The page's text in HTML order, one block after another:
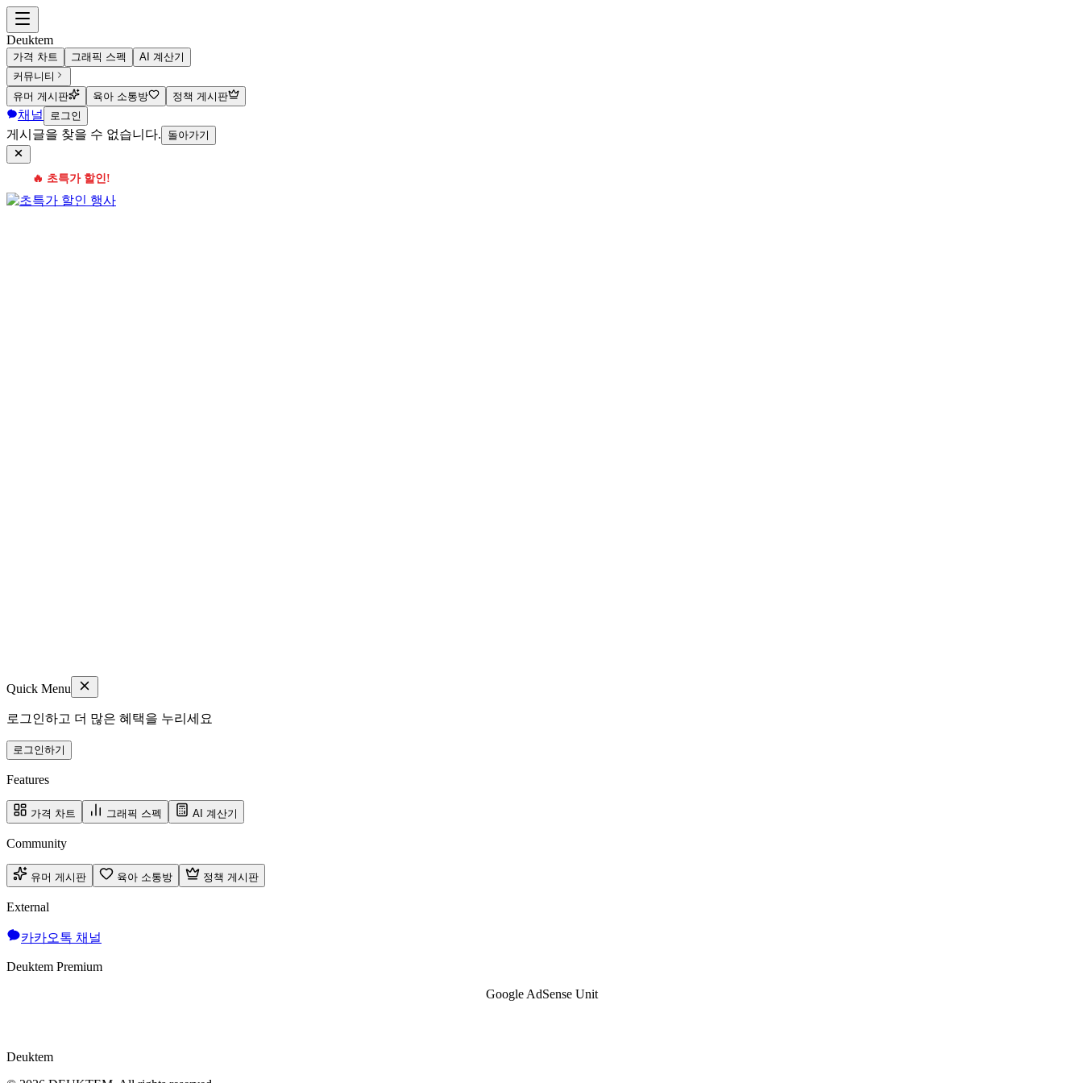
Deuktem
가격 차트 그래픽 스펙
AI 계산기
커뮤니티
유머 게시판
육아 소통방 정책 게시판
채널 로그인
게시글을 찾을 수 없습니다. 돌아가기
🔥 초특가 할인!
Quick Menu
로그인하고 더 많은 혜택을 누리세요
로그인하기
Features
가격 차트 그래픽 스펙 AI 계산기
Community
유머 게시판 육아 소통방 정책 게시판
External
카카오톡 채널
Deuktem Premium
Google AdSense Unit
Deuktem